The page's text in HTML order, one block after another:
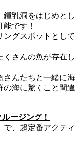
鍾乳洞をはじめとし
です！
ングスポットとして
くさんの魚が存在し
さんたちと一緒に海
の海に驚くこと間違
ージング！
で、超定番アクティ